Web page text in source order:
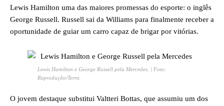
Lewis Hamilton uma das maiores promessas do esporte: o inglês
George Russell. Russell sai da Williams para finalmente receber a
oportunidade de guiar um carro capaz de brigar por vitórias.
Lewis Hamilton e George Russell pela Mercedes. | Foto:
Reprodução/Terra.
O jovem destaque substitui Valtteri Bottas, que assumiu um dos